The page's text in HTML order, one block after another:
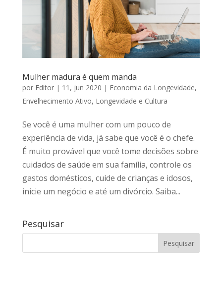
Mulher madura é quem manda
por Editor| 11, jun 2020 | Economia da Longevidade,
Envelhecimento Ativo, Longevidade e Cultura
Se você é uma mulher com um pouco de
experiência de vida, já sabe que você é o chefe.
É muito provável que você tome decisões sobre
cuidados de saúde em sua família, controle os
gastos domésticos, cuide de crianças e idosos,
inicie um negócio e até um divórcio. Saiba...
Pesquisar